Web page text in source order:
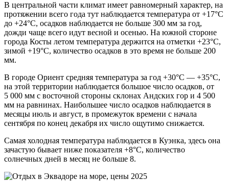
В центральной части климат имеет равномерный характер, на
протяжении всего года тут наблюдается температура от +17°С
до +24°С, осадков наблюдается не больше 300 мм за год,
дожди чаще всего идут весной и осенью. На южной стороне
города Косты летом температура держится на отметки +23°С,
зимой +19°С, количество осадков в это время не больше 200
мм.
В городе Ориент средняя температура за год +30°С — +35°С,
на этой территории наблюдается большое число осадков, от
5 000 мм с восточной стороны склонах Андских гор и 4 500
мм на равнинах. Наибольшее число осадков наблюдается в
месяцы июль и август, в промежуток времени с начала
сентября по конец декабря их число ощутимо снижается.
Самая холодная температура наблюдается в Куэнка, здесь она
зачастую бывает ниже показателя +8°С, количество
солнечных дней в месяц не больше 8.